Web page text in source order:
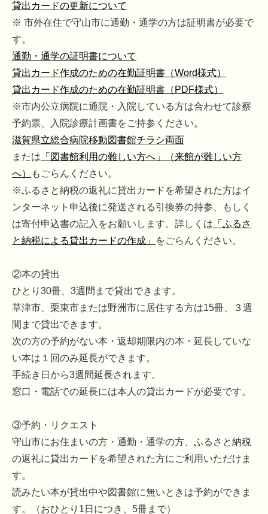
貸出カードの更新について
※ 市外在住で守山市に通勤・通学の方は証明書が必要で
す。
通勤・通学の証明書について
貸出カード作成のための在勤証明書（Word様式）
貸出カード作成のための在勤証明書（PDF様式）
※市内公立病院に通院・入院している方は合わせて診察
予約票、入院診療計画書をご持参ください。
滋賀県立総合病院移動図書館チラシ両面
または 「図書館利用の難しい方へ」（来館が難しい方
へ）
もごらんください。
※ふるさと納税の返礼に貸出カードを希望された方はイ
ンターネット申込後に発送される引換券の持参、もしく
は寄付申込書の記入をお願いします。詳しくは 「ふるさ
と納税による貸出カードの作成」
をごらんください。
②本の貸出
ひとり30冊、3週間まで貸出できます。
草津市、栗東市または野洲市に居住する方は15冊、３週
間まで貸出できます。
次の方の予約がない本・返却期限内の本・延長していな
い本は１回のみ延長ができます。
手続き日から3週間延長されます。
窓口・電話での延長には本人の貸出カードが必要です。
③予約・リクエスト
守山市にお住まいの方・通勤・通学の方、ふるさと納税
の返礼に貸出カードを希望された方にご利用いただけま
す。
読みたい本が貸出中や図書館に無いときは予約ができま
す。（おひとり1日につき、5冊まで）